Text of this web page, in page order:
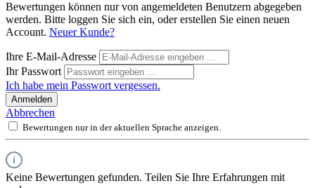
Bewertungen können nur von angemeldeten Benutzern abgegeben
werden. Bitte loggen Sie sich ein, oder erstellen Sie einen neuen
Account. Neuer Kunde?
Ihre E-Mail-Adresse
Ihr Passwort
Ich habe mein Passwort vergessen.
Anmelden
Abbrechen
Bewertungen nur in der aktuellen Sprache anzeigen.
Keine Bewertungen gefunden. Teilen Sie Ihre Erfahrungen mit